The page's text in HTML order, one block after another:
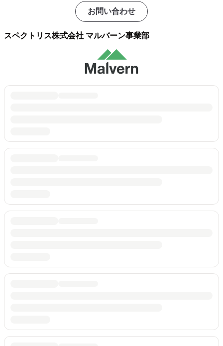
お問い合わせ
スペクトリス株式会社 マルバーン事業部